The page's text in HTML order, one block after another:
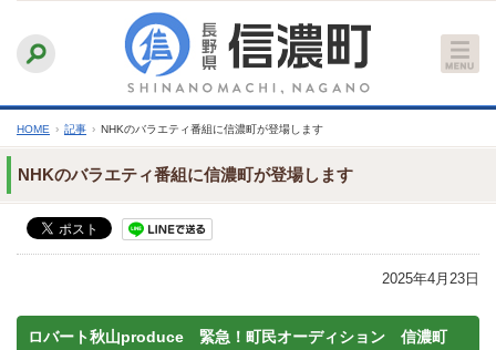
文
へ
ふりがなをつける
文字サイズ
縮小 標準 拡大
HOME › 記事 › NHKのバラエティ番組に信濃町が登場します
NHKのバラエティ番組に信濃町が登場します
2025年4月23日
ロバート秋山produce 緊急！町民オーディション 信濃町